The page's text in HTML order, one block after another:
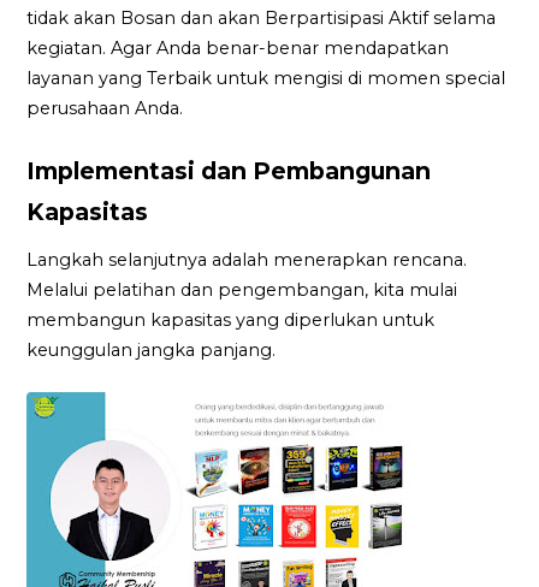
tidak akan Bosan dan akan Berpartisipasi Aktif selama
kegiatan. Agar Anda benar-benar mendapatkan
layanan yang Terbaik untuk mengisi di momen special
perusahaan Anda.
Implementasi dan Pembangunan
Kapasitas
Langkah selanjutnya adalah menerapkan rencana.
Melalui pelatihan dan pengembangan, kita mulai
membangun kapasitas yang diperlukan untuk
keunggulan jangka panjang.